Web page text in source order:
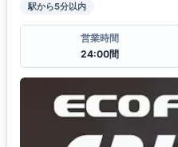
駅から5分以内
営業時間
24:00間